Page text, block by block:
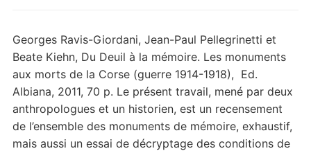
Georges Ravis-Giordani, Jean-Paul Pellegrinetti et
Beate Kiehn, Du Deuil à la mémoire. Les monuments
aux morts de la Corse (guerre 1914-1918), Ed.
Albiana, 2011, 70 p. Le présent travail, mené par deux
anthropologues et un historien, est un recensement
de l’ensemble des monuments de mémoire, exhaustif,
mais aussi un essai de décryptage des conditions de